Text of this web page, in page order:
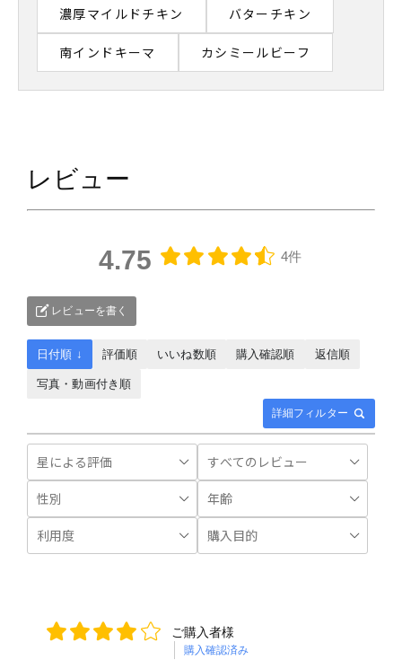
濃厚マイルドチキン バターチキン
南インドキーマ カシミールビーフ
レビュー
4.75 4件
レビューを書く
詳細フィルター
日付順 ↓ 評価順 いいね数順 購入確認順 返信順
写真・動画付き順
ご購入者様
購入確認済み